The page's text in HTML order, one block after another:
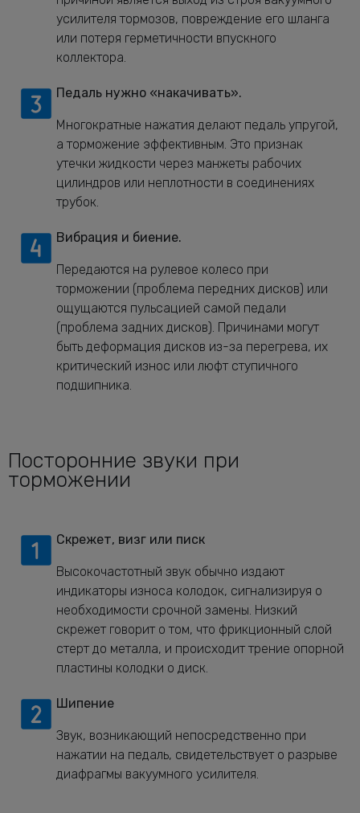
усилителя тормозов, повреждение его шланга
или потеря герметичности впускного
коллектора.
Педаль нужно «накачивать».
Многократные нажатия делают педаль упругой,
а торможение эффективным. Это признак
утечки жидкости через манжеты рабочих
цилиндров или неплотности в соединениях
трубок.
Вибрация и биение.
Передаются на рулевое колесо при
торможении (проблема передних дисков) или
ощущаются пульсацией самой педали
(проблема задних дисков). Причинами могут
быть деформация дисков из-за перегрева, их
критический износ или люфт ступичного
подшипника.
Посторонние звуки при
торможении
Скрежет, визг или писк
Высокочастотный звук обычно издают
индикаторы износа колодок, сигнализируя о
необходимости срочной замены. Низкий
скрежет говорит о том, что фрикционный слой
стерт до металла, и происходит трение опорной
пластины колодки о диск.
Шипение
Звук, возникающий непосредственно при
нажатии на педаль, свидетельствует о разрыве
диафрагмы вакуумного усилителя.